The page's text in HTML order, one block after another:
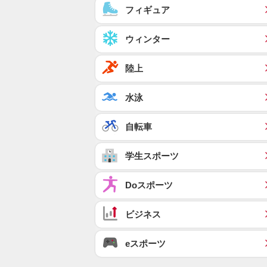
フィギュア
ウィンター
陸上
水泳
自転車
学生スポーツ
Doスポーツ
ビジネス
eスポーツ